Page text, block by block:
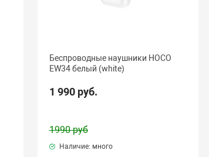
Беспроводные наушники HOCO
EW34 белый (white)
1 990 руб.
1990 руб
Наличие: много